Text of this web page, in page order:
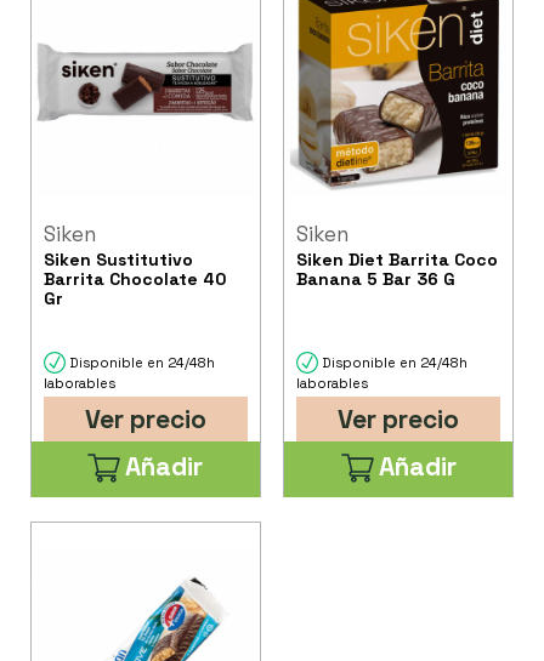
Siken
Siken Sustitutivo
Barrita Chocolate 40
Gr
Disponible en 24/48h
laborables
Ver precio
Añadir
Siken
Siken Diet Barrita Coco
Banana 5 Bar 36 G
Disponible en 24/48h
laborables
Ver precio
Añadir